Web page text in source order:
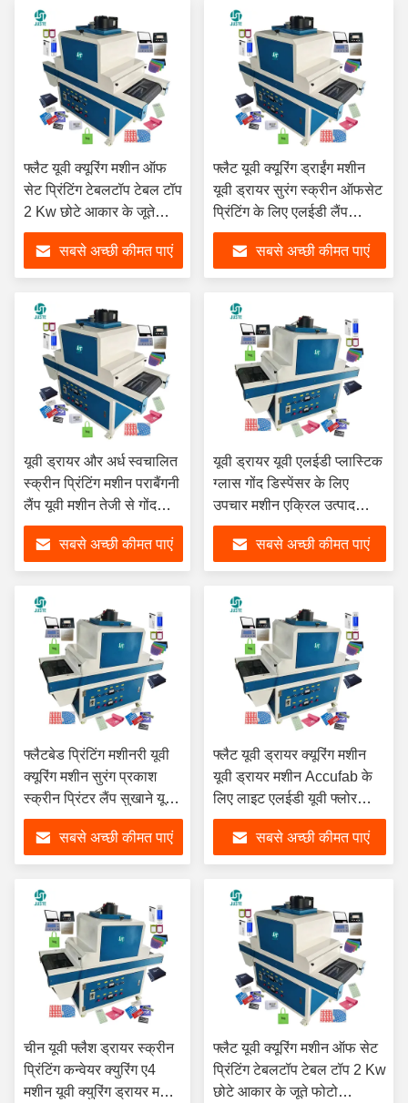
फ्लैट यूवी क्यूरिंग मशीन ऑफ
सेट प्रिंटिंग टेबलटॉप टेबल टॉप
2 Kw छोटे आकार के जूते
फोटो क्रिस्टल पीसीबी एलईडी
बार के लिएसबसे अच्छी कीमत पाएं
फ्लैट यूवी क्यूरिंग ड्राईंग मशीन
यूवी ड्रायर सुरंग स्क्रीन ऑफसेट
प्रिंटिंग के लिए एलईडी लैंप
क्लूपिंग ग्लास एक्रिल तरल
उपचार कागजसबसे अच्छी कीमत पाएं
यूवी ड्रायर और अर्ध स्वचालित
स्क्रीन प्रिंटिंग मशीन पराबैंगनी
लैंप यूवी मशीन तेजी से गोंद
उपचार
सबसे अच्छी कीमत पाएं
यूवी ड्रायर यूवी एलईडी प्लास्टिक
ग्लास गोंद डिस्पेंसर के लिए
उपचार मशीन एक्रिल उत्पाद
तौलिया मुकुट के आकार का समूह
900W 2KW 6.7KW
सबसे अच्छी कीमत पाएं
फ्लैटबेड प्रिंटिंग मशीनरी यूवी
क्यूरिंग मशीन सुरंग प्रकाश
स्क्रीन प्रिंटर लैंप सुखाने यूवी
सुखाने के लिए जेल उपचार गोंद
कांच
सबसे अच्छी कीमत पाएं
फ्लैट यूवी ड्रायर क्यूरिंग मशीन
यूवी ड्रायर मशीन Accufab के
लिए लाइट एलईडी यूवी फ्लोर
ऑटोमैटिक 5070 स्पॉट 1300
लेक
सबसे अच्छी कीमत पाएं
चीन यूवी फ्लैश ड्रायर स्क्रीन
प्रिंटिंग कन्वेयर क्युरिंग ए4
मशीन यूवी क्युरिंग ड्रायर मशीन
फ्लैट यूवी क्यूरिंग मशीन ऑफ सेट
प्रिंटिंग टेबलटॉप टेबल टॉप 2 Kw
छोटे आकार के जूते फोटो